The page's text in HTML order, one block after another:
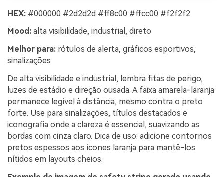
HEX: #000000 #2d2d2d #ff8c00 #ffcc00 #f2f2f2
Mood: alta visibilidade, industrial, direto
Melhor para: rótulos de alerta, gráficos esportivos,
sinalizações
De alta visibilidade e industrial, lembra fitas de perigo,
luzes de estádio e direção ousada. A faixa amarela-laranja
permanece legível à distância, mesmo contra o preto
forte. Use para sinalizações, títulos destacados e
iconografia onde a clareza é essencial, suavizando as
bordas com cinza claro. Dica de uso: adicione contornos
pretos espessos aos ícones laranja para mantê-los
nítidos em layouts cheios.